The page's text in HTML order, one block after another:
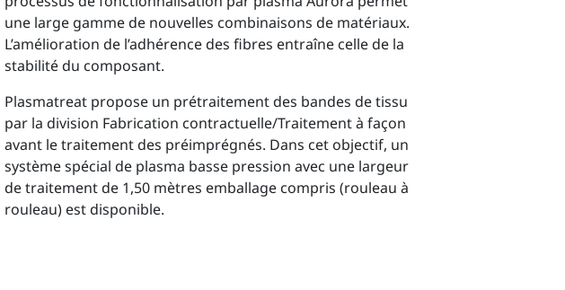
une large gamme de nouvelles combinaisons de matériaux.
L’amélioration de l’adhérence des fibres entraîne celle de la
stabilité du composant.
Plasmatreat propose un prétraitement des bandes de tissu
par la division Fabrication contractuelle/Traitement à façon
avant le traitement des préimprégnés. Dans cet objectif, un
système spécial de plasma basse pression avec une largeur
de traitement de 1,50 mètres emballage compris (rouleau à
rouleau) est disponible.